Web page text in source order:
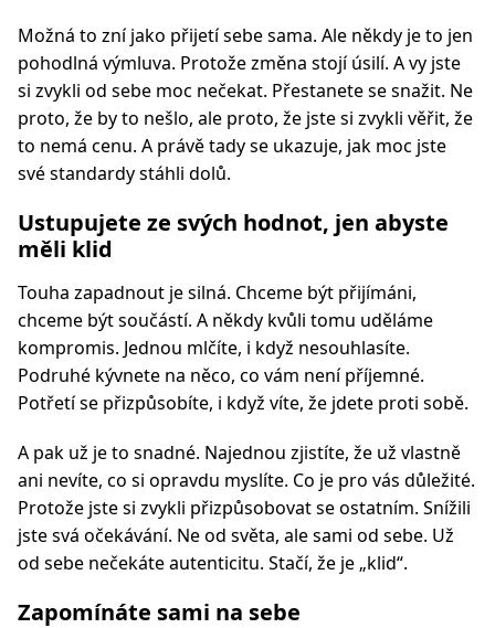
Možná to zní jako přijetí sebe sama. Ale někdy je to jen
pohodlná výmluva. Protože změna stojí úsilí. A vy jste
si zvykli od sebe moc nečekat. Přestanete se snažit. Ne
proto, že by to nešlo, ale proto, že jste si zvykli věřit, že
to nemá cenu. A právě tady se ukazuje, jak moc jste
své standardy stáhli dolů.
Ustupujete ze svých hodnot, jen abyste
měli klid
Touha zapadnout je silná. Chceme být přijímáni,
chceme být součástí. A někdy kvůli tomu uděláme
kompromis. Jednou mlčíte, i když nesouhlasíte.
Podruhé kývnete na něco, co vám není příjemné.
Potřetí se přizpůsobíte, i když víte, že jdete proti sobě.
A pak už je to snadné. Najednou zjistíte, že už vlastně
ani nevíte, co si opravdu myslíte. Co je pro vás důležité.
Protože jste si zvykli přizpůsobovat se ostatním. Snížili
jste svá očekávání. Ne od světa, ale sami od sebe. Už
od sebe nečekáte autenticitu. Stačí, že je „klid“.
Zapomínáte sami na sebe